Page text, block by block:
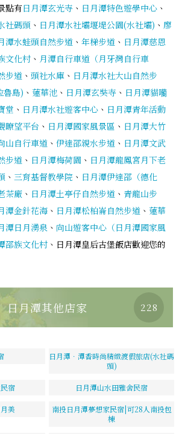
點有日月潭玄光寺 、 日月潭特色遊學中心 、
社碼頭 、 日月潭水社壩堰堤公園(水社壩) 、 廖
潭水蛙頭自然步道 、 年梯步道 、 日月潭慈恩
文化村 、 月潭自行車道（月牙灣自行車
步道 、 頭社水庫 、 日月潭水社大山自然步
魯島) 、 蓮華池 、 日月潭玄奘寺 、 日月潭貓囒
堂 、 日月潭水社遊客中心 、 日月潭青年活動
瞭望平台 、 日月潭國家風景區 、 日月潭大竹
山自行車道 、 伊達邵親水步道 、 日月潭文武
步道 、 日月潭梅荷園 、 日月潭龍鳳宮月下老
、 三育基督教學院 、 日月潭伊達邵（德化
茶廠 、 日月潭土亭仔自然步道 、 青龍山步
潭金針花海 、 日月潭松柏崙自然步道 、 蓮華
潭日月湧泉 、 向山遊客中心（日月潭國家風
邵族文化村 、日月潭皇后古堡飯店歡迎您的
日月潭其他店家 228
日月潭．潭香時尚精緻渡假旅店(水社碼
頭)
宿 日月潭山水田雅舍民宿
美
南投日月潭夢想家民宿|可28人南投包
棟